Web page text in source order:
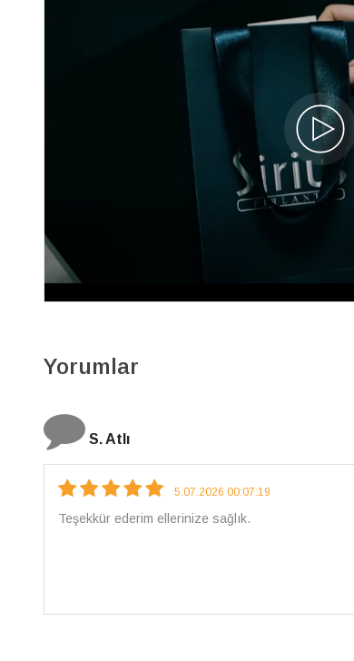
Pırlanta ve Damla Safir Taşlı Küpe
62E0001
Yorumlar
N. Elçi
4.08.2026 16:27:03
Çarpıcı ve olağanüstü bir işçilikle hazırlanmış bir